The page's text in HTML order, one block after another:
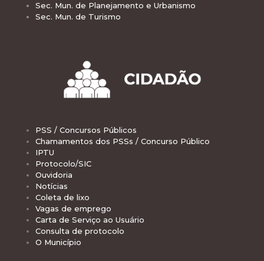
Sec. Mun. de Planejamento e Urbanismo
Sec. Mun. de Turismo
PSS / Concursos Públicos
Chamamentos dos PSSs / Concurso Público
IPTU
Protocolo/SIC
Ouvidoria
Notícias
Coleta de lixo
Vagas de emprego
Carta de Serviço ao Usuário
Consulta de protocolo
O Município